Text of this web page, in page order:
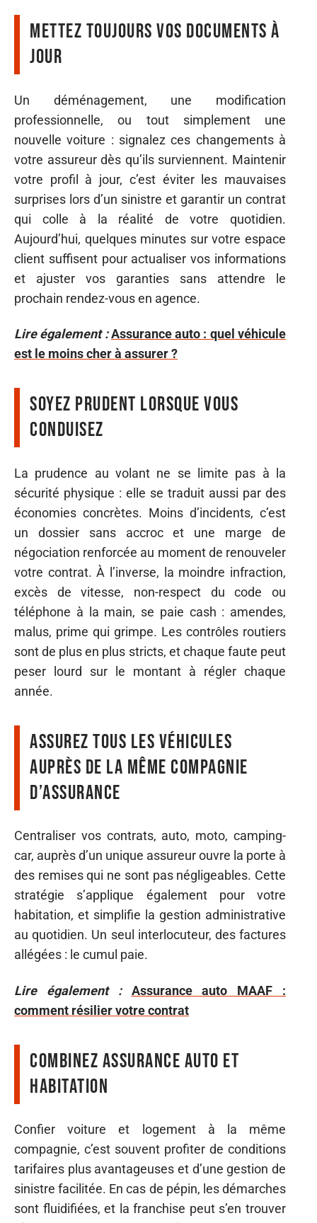
Mettez toujours vos documents à
jour
Un déménagement, une modification
professionnelle, ou tout simplement une
nouvelle voiture : signalez ces changements à
votre assureur dès qu’ils surviennent. Maintenir
votre profil à jour, c’est éviter les mauvaises
surprises lors d’un sinistre et garantir un contrat
qui colle à la réalité de votre quotidien.
Aujourd’hui, quelques minutes sur votre espace
client suffisent pour actualiser vos informations
et ajuster vos garanties sans attendre le
prochain rendez-vous en agence.
Lire également : Assurance auto : quel véhicule
est le moins cher à assurer ?
Soyez prudent lorsque vous
conduisez
La prudence au volant ne se limite pas à la
sécurité physique : elle se traduit aussi par des
économies concrètes. Moins d’incidents, c’est
un dossier sans accroc et une marge de
négociation renforcée au moment de renouveler
votre contrat. À l’inverse, la moindre infraction,
excès de vitesse, non-respect du code ou
téléphone à la main, se paie cash : amendes,
malus, prime qui grimpe. Les contrôles routiers
sont de plus en plus stricts, et chaque faute peut
peser lourd sur le montant à régler chaque
année.
Assurez tous les véhicules
auprès de la même compagnie
d’assurance
Centraliser vos contrats, auto, moto, camping-
car, auprès d’un unique assureur ouvre la porte à
des remises qui ne sont pas négligeables. Cette
stratégie s’applique également pour votre
habitation, et simplifie la gestion administrative
au quotidien. Un seul interlocuteur, des factures
allégées : le cumul paie.
Lire également :
Assurance auto MAAF :
comment résilier votre contrat
Combinez assurance auto et
habitation
Confier voiture et logement à la même
compagnie, c’est souvent profiter de conditions
tarifaires plus avantageuses et d’une gestion de
sinistre facilitée. En cas de pépin, les démarches
sont fluidifiées, et la franchise peut s’en trouver